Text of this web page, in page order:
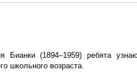
Бианки (1894–1959) ребята
школьного возраста.